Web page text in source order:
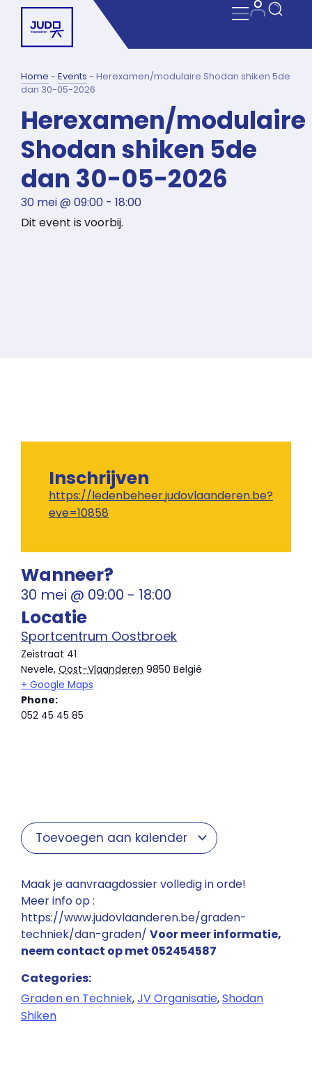
Home - Events - Herexamen/modulaire Shodan shiken 5de
dan 30-05-2026
Herexamen/modulaire
Shodan shiken 5de
dan 30-05-2026
30 mei@ 09:00 - 18:00
Dit event is voorbij.
Maak je aanvraagdossier volledig in orde!
Meer info op :
https://www.judovlaanderen.be/graden-
techniek/dan-graden/ Voor meer informatie,
neem contact op met 052454587
Categories:
Graden en Techniek,JV Organisatie,Shodan
Shiken
Inschrijven
https://ledenbeheer.judovlaanderen.be?
eve=10858
Wanneer?
30 mei @ 09:00 - 18:00
Locatie
Sportcentrum Oostbroek
Zeistraat 41
Nevele, Oost-Vlaanderen 9850 België
+ Google Maps
Phone:
052 45 45 85
Toevoegen aan kalender